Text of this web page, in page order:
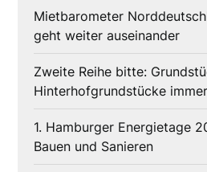
Mietbarometer
geht weiter auseinander
Zweite Reihe bitte:
Hinterhofgrundstücke
1. Hamburger Energietage
Bauen und Sanieren